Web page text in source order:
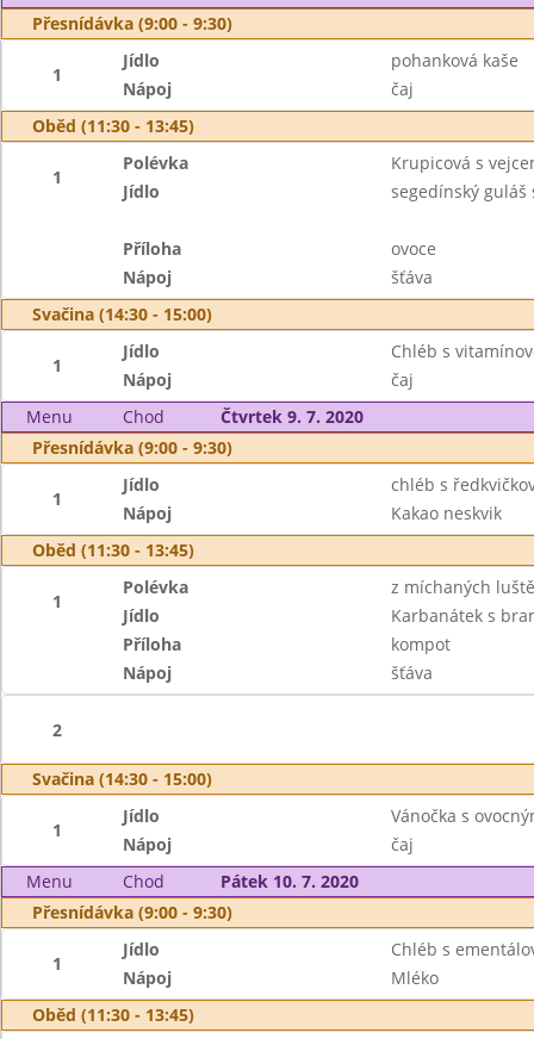
Přesnídávka (9:00 - 9:30)
1
Jídlo
pohanková kaše
Nápoj
čaj
Oběd (11:30 - 13:45)
1
Polévka
Krupicová s
Jídlo
segedínský
Příloha
ovoce
Nápoj
šťáva
Svačina (14:30 - 15:00)
1
Jídlo
Chléb s
Nápoj
čaj
Menu
Chod
Čtvrtek 9. 7. 2020
Přesnídávka (9:00 - 9:30)
1
Jídlo
chléb s
Nápoj
Kakao neskvik
Oběd (11:30 - 13:45)
1
Polévka
z míchaných
Jídlo
Karbanátek s
Příloha
kompot
Nápoj
šťáva
2
Svačina (14:30 - 15:00)
1
Jídlo
Vánočka s
Nápoj
čaj
Menu
Chod
Pátek 10. 7. 2020
Přesnídávka (9:00 - 9:30)
1
Jídlo
Chléb s
Nápoj
Mléko
Oběd (11:30 - 13:45)